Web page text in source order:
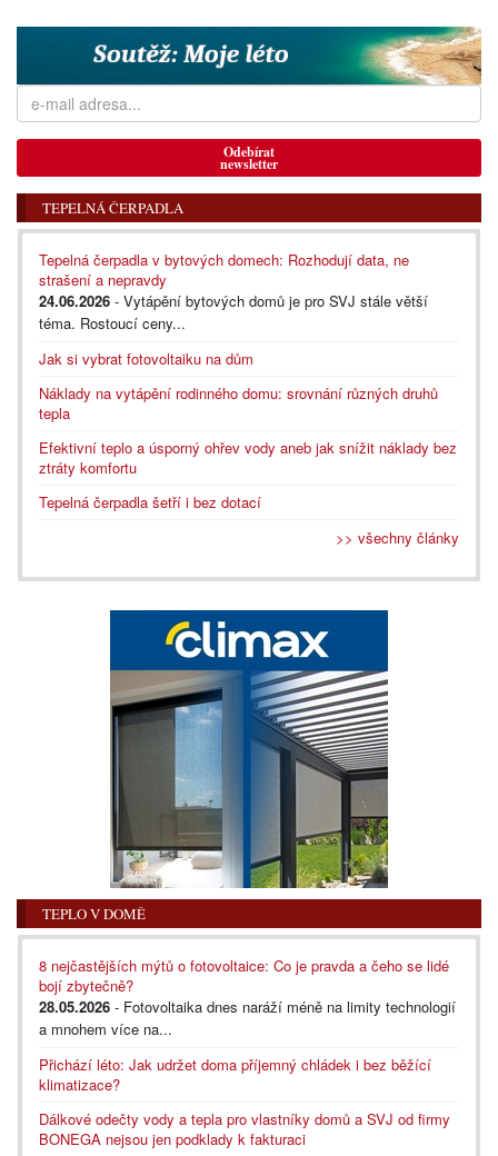
Odebírat
newsletter
TEPELNÁ ČERPADLA
Tepelná čerpadla v bytových domech: Rozhodují data, ne
strašení a nepravdy
24.06.2026 - Vytápění bytových domů je pro SVJ stále větší
téma. Rostoucí ceny...
Jak si vybrat fotovoltaiku na dům
Náklady na vytápění rodinného domu: srovnání různých druhů
tepla
Efektivní teplo a úsporný ohřev vody aneb jak snížit náklady bez
ztráty komfortu
Tepelná čerpadla šetří i bez dotací
>> všechny články
TEPLO V DOMĚ
8 nejčastějších mýtů o fotovoltaice: Co je pravda a čeho se lidé
bojí zbytečně?
28.05.2026 - Fotovoltaika dnes naráží méně na limity technologií
a mnohem více na...
Přichází léto: Jak udržet doma příjemný chládek i bez běžící
klimatizace?
Dálkové odečty vody a tepla pro vlastníky domů a SVJ od firmy
BONEGA nejsou jen podklady k fakturaci